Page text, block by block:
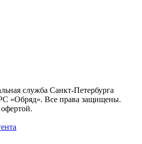
служба Санкт-Петербурга
«Обряд». Все права защищены.